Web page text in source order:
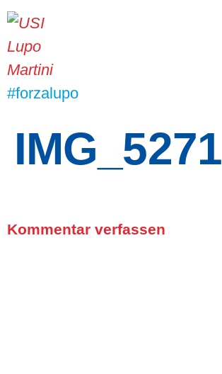
#forzalupo
IMG_5271
Kommentar verfassen